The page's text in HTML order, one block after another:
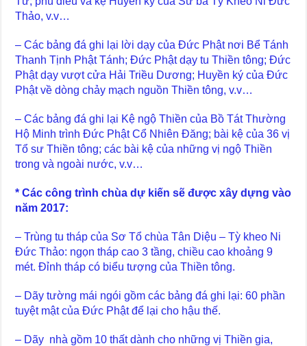
Thảo, v.v…
– Các bảng đá ghi lại lời dạy của Đức Phật nơi Bể Tánh
Thanh Tịnh Phật Tánh; Đức Phật dạy tu Thiền tông; Đức
Phật dạy vượt cửa Hải Triều Dương; Huyền ký của Đức
Phật về dòng chảy mạch nguồn Thiền tông, v.v…
– Các bảng đá ghi lại Kệ ngộ Thiền của Bồ Tát Thường
Hộ Minh trình Đức Phật Cổ Nhiên Đăng; bài kệ của 36 vị
Tổ sư Thiền tông; các bài kệ của những vị ngộ Thiền
trong và ngoài nước, v.v…
* Các công trình chùa dự kiến sẽ được xây dựng vào
năm 2017:
– Trùng tu tháp của Sơ Tổ chùa Tân Diệu – Tỳ kheo Ni
Đức Thảo: ngọn tháp cao 3 tầng, chiều cao khoảng 9
mét. Đỉnh tháp có biểu tượng của Thiền tông.
– Dãy tường mái ngói gồm các bảng đá ghi lại: 60 phần
tuyệt mật của Đức Phật để lại cho hậu thế.
– Dãy nhà gồm 10 thất dành cho những vị Thiền gia,